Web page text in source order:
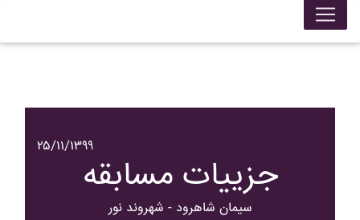
۲۵/۱۱/۱۳۹۹
جزییات مسابقه
سيمان شاهرود - شهروند نور